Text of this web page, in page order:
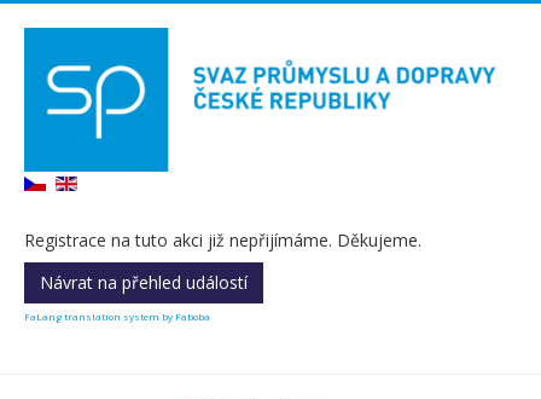
Registrace na tuto akci již nepřijímáme. Děkujeme.
Návrat na přehled událostí
FaLang translation system by Faboba